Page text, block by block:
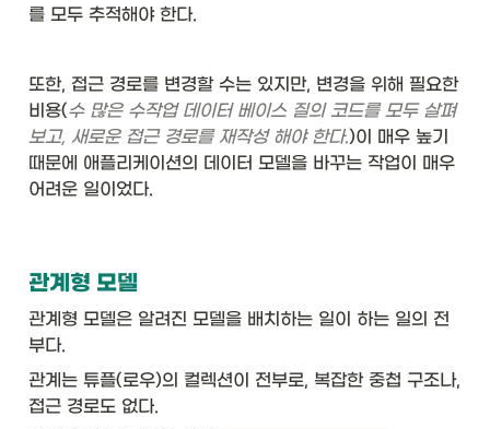
를 모두 추적해야 한다.
또한, 접근 경로를 변경할 수는 있지만, 변경을 위해 필요한
비용(수 많은 수작업 데이터 베이스 질의 코드를 모두 살펴
보고, 새로운 접근 경로를 재작성 해야 한다.)이 매우 높기
때문에 애플리케이션의 데이터 모델을 바꾸는 작업이 매우
어려운 일이었다.
관계형 모델
관계형 모델은 알려진 모델을 배치하는 일이 하는 일의 전
부다.
관계는 튜플(로우)의 컬렉션이 전부로, 복잡한 중첩 구조나,
접근 경로도 없다.